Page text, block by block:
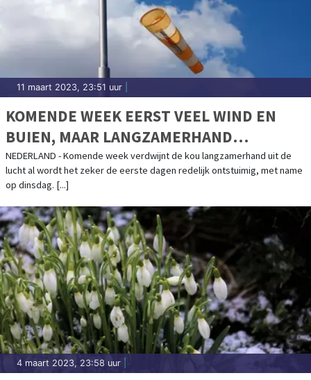
11 maart 2023, 23:51 uur
KOMENDE WEEK EERST VEEL WIND EN
BUIEN, MAAR LANGZAMERHAND
TEMPERATUURSTIJGING
NEDERLAND - Komende week verdwijnt de kou langzamerhand uit de
lucht al wordt het zeker de eerste dagen redelijk ontstuimig, met name
op dinsdag. [...]
4 maart 2023, 23:58 uur